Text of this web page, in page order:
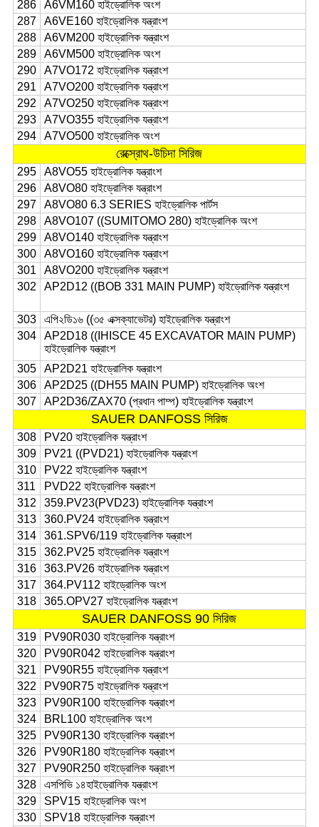
286
A6VM160 হাইড্রোলিক অংশ
287
A6VE160 হাইড্রোলিক যন্ত্রাংশ
288
A6VM200 হাইড্রোলিক যন্ত্রাংশ
289
A6VM500 হাইড্রোলিক অংশ
290
A7VO172 হাইড্রোলিক যন্ত্রাংশ
291
A7VO200 হাইড্রোলিক যন্ত্রাংশ
292
A7VO250 হাইড্রোলিক যন্ত্রাংশ
293
A7VO355 হাইড্রোলিক যন্ত্রাংশ
294
A7VO500 হাইড্রোলিক অংশ
রেক্স্রোথ-উচিদা সিরিজ
295
A8VO55 হাইড্রোলিক যন্ত্রাংশ
296
A8VO80 হাইড্রোলিক যন্ত্রাংশ
297
A8VO80 6.3 SERIES হাইড্রোলিক পার্টস
298
A8VO107 ((SUMITOMO 280) হাইড্রোলিক অংশ
299
A8VO140 হাইড্রোলিক যন্ত্রাংশ
300
A8VO160 হাইড্রোলিক যন্ত্রাংশ
301
A8VO200 হাইড্রোলিক যন্ত্রাংশ
302
AP2D12 ((BOB 331 MAIN PUMP) হাইড্রোলিক যন্ত্রাংশ
303
এপি২ডি১৬ ((৩৫ এক্সক্যাভেটর) হাইড্রোলিক যন্ত্রাংশ
304
AP2D18 ((IHISCE 45 EXCAVATOR MAIN PUMP)
হাইড্রোলিক যন্ত্রাংশ
305
AP2D21 হাইড্রোলিক যন্ত্রাংশ
306
AP2D25 ((DH55 MAIN PUMP) হাইড্রোলিক অংশ
307
AP2D36/ZAX70 (প্রধান পাম্প) হাইড্রোলিক যন্ত্রাংশ
SAUER DANFOSS সিরিজ
308
PV20 হাইড্রোলিক যন্ত্রাংশ
309
PV21 ((PVD21) হাইড্রোলিক যন্ত্রাংশ
310
PV22 হাইড্রোলিক যন্ত্রাংশ
311
PVD22 হাইড্রোলিক যন্ত্রাংশ
312
359.PV23(PVD23) হাইড্রোলিক যন্ত্রাংশ
313
360.PV24 হাইড্রোলিক যন্ত্রাংশ
314
361.SPV6/119 হাইড্রোলিক যন্ত্রাংশ
315
362.PV25 হাইড্রোলিক যন্ত্রাংশ
316
363.PV26 হাইড্রোলিক যন্ত্রাংশ
317
364.PV112 হাইড্রোলিক অংশ
318
365.OPV27 হাইড্রোলিক যন্ত্রাংশ
SAUER DANFOSS 90 সিরিজ
319
PV90R030 হাইড্রোলিক যন্ত্রাংশ
320
PV90R042 হাইড্রোলিক যন্ত্রাংশ
321
PV90R55 হাইড্রোলিক যন্ত্রাংশ
322
PV90R75 হাইড্রোলিক যন্ত্রাংশ
323
PV90R100 হাইড্রোলিক যন্ত্রাংশ
324
BRL100 হাইড্রোলিক অংশ
325
PV90R130 হাইড্রোলিক যন্ত্রাংশ
326
PV90R180 হাইড্রোলিক যন্ত্রাংশ
327
PV90R250 হাইড্রোলিক যন্ত্রাংশ
328
এসপিভি ১৪হাইড্রোলিক যন্ত্রাংশ
329
SPV15 হাইড্রোলিক অংশ
330
SPV18 হাইড্রোলিক যন্ত্রাংশ